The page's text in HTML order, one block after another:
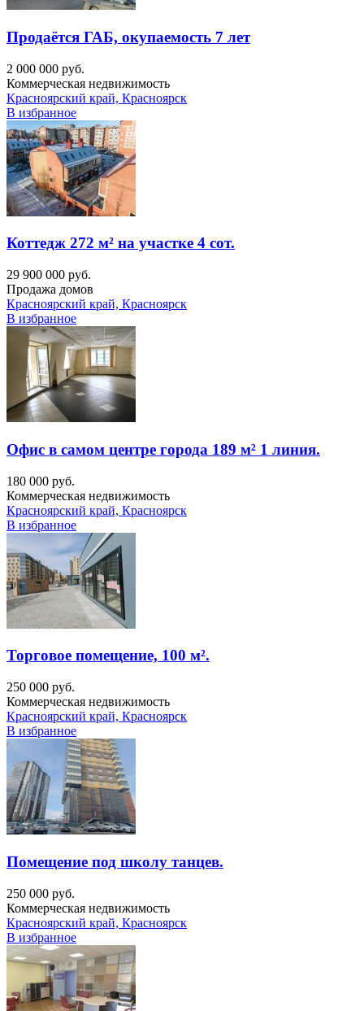
Продаётся ГАБ, окупаемость 7 лет
2 000 000 руб.
Коммерческая недвижимость
Красноярский край, Красноярск
В избранное
Коттедж 272 м² на участке 4 сот.
29 900 000 руб.
Продажа домов
Красноярский край, Красноярск
В избранное
Офис в самом центре города 189 м² 1 линия.
180 000 руб.
Коммерческая недвижимость
Красноярский край, Красноярск
В избранное
Торговое помещение, 100 м².
250 000 руб.
Коммерческая недвижимость
Красноярский край, Красноярск
В избранное
Помещение под школу танцев.
250 000 руб.
Коммерческая недвижимость
Красноярский край, Красноярск
В избранное